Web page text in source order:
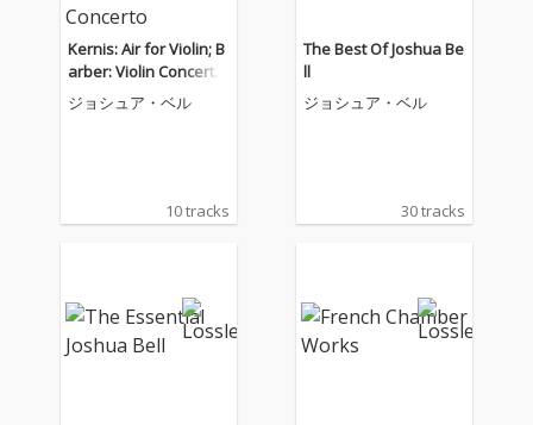
Kernis: Air for Violin; B
arber: Violin Concerto;
Bloch: Baal Shem; Wal
ton: Violin Concerto
ジョシュア・ベル
10 tracks
The Best Of Joshua Be
ll
ジョシュア・ベル
30 tracks